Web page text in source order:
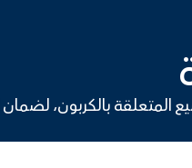
المتعلقة بالكربون، لضمان